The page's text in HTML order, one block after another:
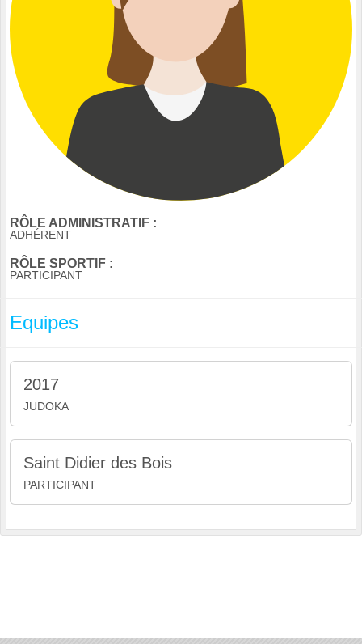
RÔLE ADMINISTRATIF :
ADHÉRENT
RÔLE SPORTIF :
PARTICIPANT
Equipes
2017
JUDOKA
Saint Didier des Bois
PARTICIPANT